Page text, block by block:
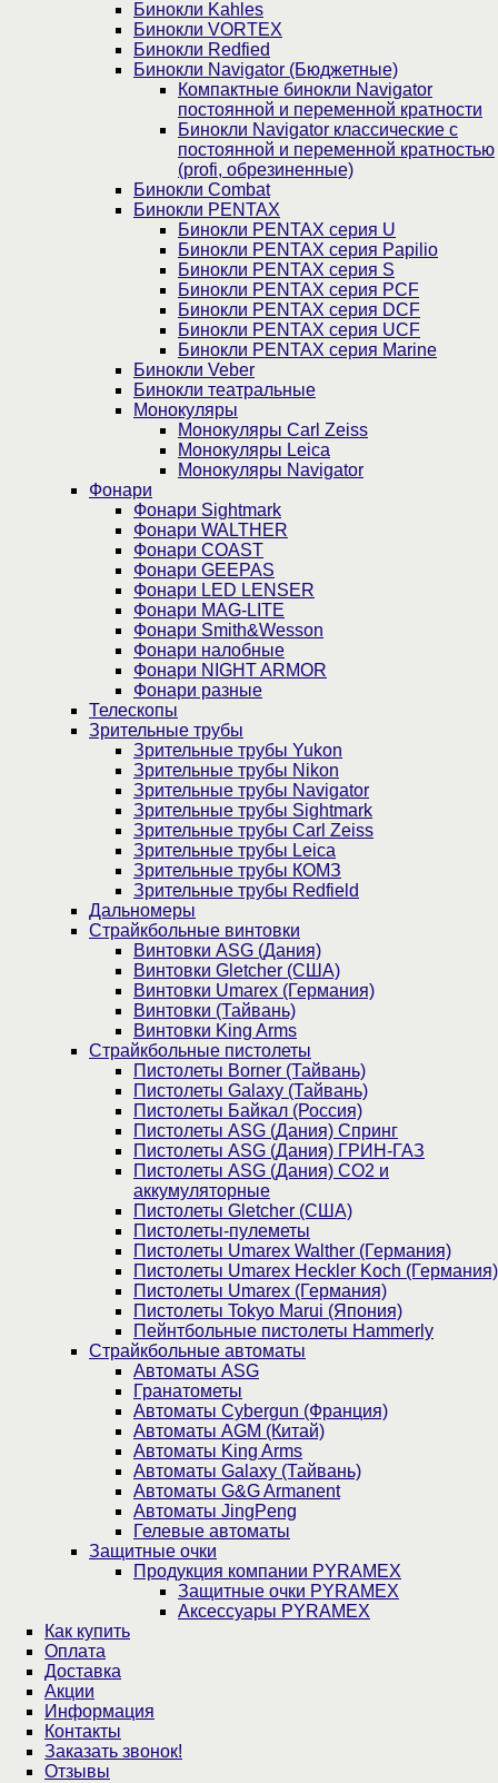
Бинокли Kahles
Бинокли VORTEX
Бинокли Redfied
Бинокли Navigator (Бюджетные)
Компактные бинокли Navigator
постоянной и переменной кратности
Бинокли Navigator классические с
постоянной и переменной кратностью
(profi, обрезиненные)
Бинокли Combat
Бинокли PENTAX
Бинокли PENTAX серия U
Бинокли PENTAX серия Papilio
Бинокли PENTAX серия S
Бинокли PENTAX серия PCF
Бинокли PENTAX серия DCF
Бинокли PENTAX серия UCF
Бинокли PENTAX серия Marine
Бинокли Veber
Бинокли театральные
Монокуляры
Монокуляры Carl Zeiss
Монокуляры Leica
Монокуляры Navigator
Фонари
Фонари Sightmark
Фонари WALTHER
Фонари COAST
Фонари GEEPAS
Фонари LED LENSER
Фонари MAG-LITE
Фонари Smith&Wesson
Фонари налобные
Фонари NIGHT ARMOR
Фонари разные
Телескопы
Зрительные трубы
Зрительные трубы Yukon
Зрительные трубы Nikon
Зрительные трубы Navigator
Зрительные трубы Sightmark
Зрительные трубы Carl Zeiss
Зрительные трубы Leica
Зрительные трубы КОМЗ
Зрительные трубы Redfield
Дальномеры
Страйкбольные винтовки
Винтовки ASG (Дания)
Винтовки Gletcher (США)
Винтовки Umarex (Германия)
Винтовки (Тайвань)
Винтовки King Arms
Страйкбольные пистолеты
Пистолеты Borner (Тайвань)
Пистолеты Galaxy (Тайвань)
Пистолеты Байкал (Россия)
Пистолеты ASG (Дания) Спринг
Пистолеты ASG (Дания) ГРИН-ГАЗ
Пистолеты ASG (Дания) CO2 и
аккумуляторные
Пистолеты Gletcher (США)
Пистолеты-пулеметы
Пистолеты Umarex Walther (Германия)
Пистолеты Umarex Heckler Koch (Германия)
Пистолеты Umarex (Германия)
Пистолеты Tokyo Marui (Япония)
Пейнтбольные пистолеты Hammerly
Страйкбольные автоматы
Автоматы ASG
Гранатометы
Автоматы Cybergun (Франция)
Автоматы AGM (Китай)
Автоматы King Arms
Автоматы Galaxy (Тайвань)
Автоматы G&G Armanent
Автоматы JingPeng
Гелевые автоматы
Защитные очки
Продукция компании PYRAMEX
Защитные очки PYRAMEX
Аксессуары PYRAMEX
Как купить
Оплата
Доставка
Акции
Информация
Контакты
Заказать звонок!
Отзывы